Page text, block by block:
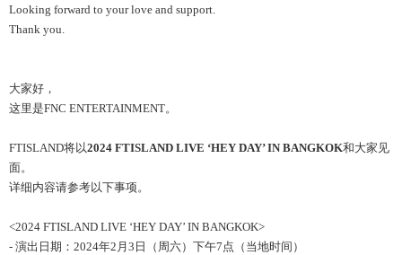
Looking forward to your love and support.
Thank you.
大家好，
这里是FNC ENTERTAINMENT。
FTISLAND将以2024 FTISLAND LIVE ‘HEY DAY’ IN BANGKOK和大家见
面。
详细内容请参考以下事项。
<2024 FTISLAND LIVE ‘HEY DAY’ IN BANGKOK>
- 演出日期：2024年2月3日（周六）下午7点（当地时间）